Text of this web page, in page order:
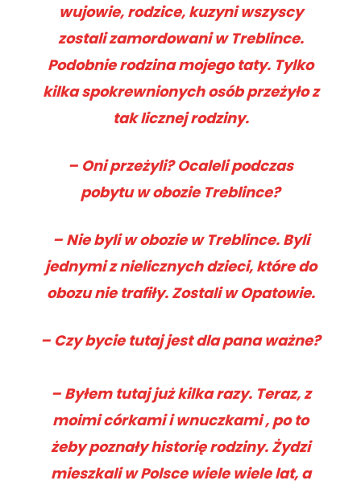
wujowie, rodzice, kuzyni wszyscy
zostali zamordowani w Treblince.
Podobnie rodzina mojego taty. Tylko
kilka spokrewnionych osób przeżyło z
tak licznej rodziny.
– Oni przeżyli? Ocaleli podczas
pobytu w obozie Treblince?
– Nie byli w obozie w Treblince. Byli
jednymi z nielicznych dzieci, które do
obozu nie trafiły. Zostali w Opatowie.
– Czy bycie tutaj jest dla pana ważne?
– Byłem tutaj już kilka razy. Teraz, z
moimi córkami i wnuczkami , po to
żeby poznały historię rodziny. Żydzi
mieszkali w Polsce wiele wiele lat, a